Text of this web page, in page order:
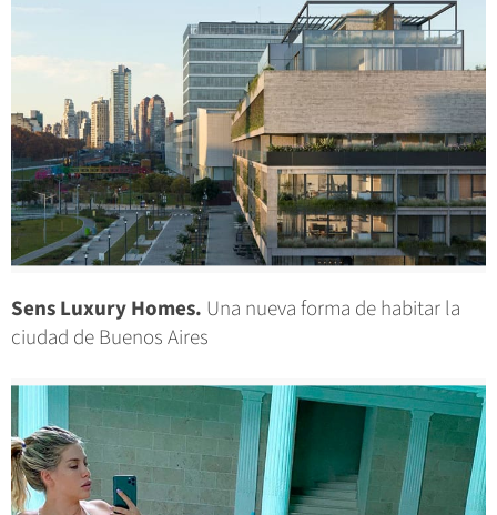
Sens Luxury Homes. Una nueva forma de habitar la
ciudad de Buenos Aires